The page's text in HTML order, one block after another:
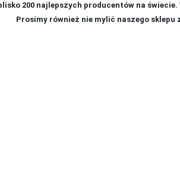
200 najlepszych producentów na
Prosimy również nie mylić naszego sklepu